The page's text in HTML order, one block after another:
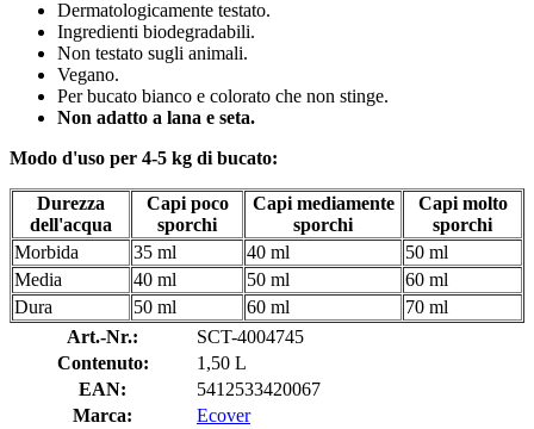
Dermatologicamente testato.
Ingredienti biodegradabili.
Non testato sugli animali.
Vegano.
Per bucato bianco e colorato che non stinge.
Non adatto a lana e seta.
Modo d'uso per 4-5 kg di bucato:
Durezza
dell'acqua
Capi poco
sporchi
Capi mediamente
sporchi
Capi molto
sporchi
Morbida
35 ml 40 ml
50 ml
Media
40 ml 50 ml
60 ml
Dura
50 ml 60 ml
70 ml
Art.-Nr.:
SCT-4004745
Contenuto:
1,50 L
EAN:
5412533420067
Marca:
Ecover